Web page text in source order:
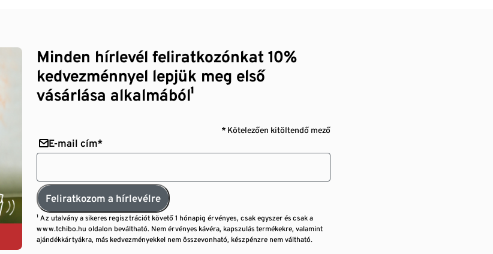
Minden hírlevél feliratkozónkat 10%
kedvezménnyel lepjük meg első
vásárlása alkalmából¹
* Kötelezően kitöltendő mező
E-mail cím*
Feliratkozom a hírlevélre
¹ Az utalvány a sikeres regisztrációt követő 1 hónapig érvényes, csak egyszer és csak a
www.tchibo.hu oldalon beváltható. Nem érvényes kávéra, kapszulás termékekre, valamint
ajándékkártyákra, más kedvezményekkel nem összevonható, készpénzre nem váltható.